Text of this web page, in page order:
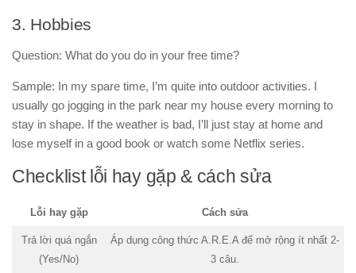
3. Hobbies
Question: What do you do in your free time?
Sample: In my spare time, I’m quite into outdoor activities. I
usually go jogging in the park near my house every morning to
stay in shape. If the weather is bad, I’ll just stay at home and
lose myself in a good book or watch some Netflix series.
Checklist lỗi hay gặp & cách sửa
Lỗi hay gặp Cách sửa
Trả lời quá ngắn
(Yes/No)
Áp dụng công thức A.R.E.A để mở rộng ít nhất 2-
3 câu.